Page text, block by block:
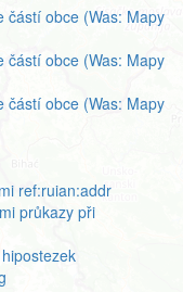
částí obce (Was: Mapy
částí obce (Was: Mapy
částí obce (Was: Mapy
ref:ruian:addr
průkazy při